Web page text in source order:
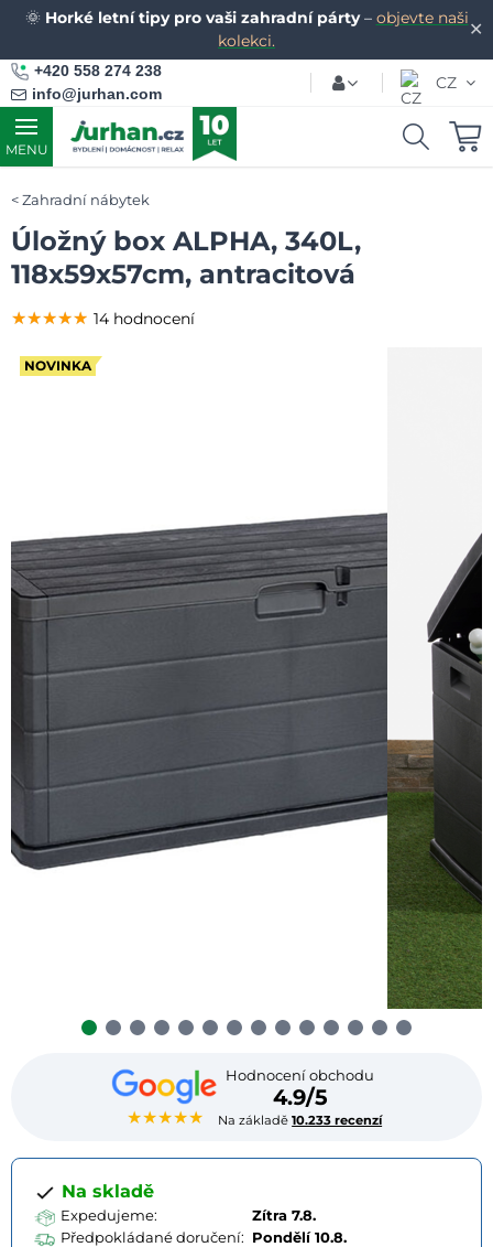
✕
🌞 Horké letní tipy pro vaši zahradní párty– objevte naši
kolekci.
+420 558 274 238
info@jurhan.com
CZ
MENU
Zahradní nábytek
Úložný box ALPHA, 340L,
118x59x57cm, antracitová
NOVINKA
★★★★★
Hodnocení obchodu
4.9/5
Na základě10.233 recenzí
★★★★★
★★★★★
★★★★★ 14 hodnocení
Na skladě
Expedujeme:
Zítra 7.8.
Předpokládané doručení: Pondělí10.8.